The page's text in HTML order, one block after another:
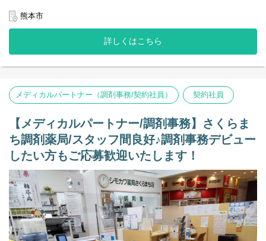
◆レセコン
現在はノアを利用中ですが、EMへの変更の予定がございます。
＜店舗状況＞
◆処方箋枚数 30枚／日
◆管理薬剤師：30代男性
◆メディカルパートナー(事務)：正社員1名
【その他の補足事項】
1) 従事すべき業務の変更の範囲
変更なし
2) 就業場所の変更の範囲
転勤の可能性あり（通勤可能範囲）
3)雇用期間1年（原則更新）
※正社員登用は入社3ヵ月後を予定（個人の能力に依る）
熊本市
詳しくはこちら
メディカルパートナー（調剤事務/契約社員） 契約社員
【メディカルパートナー/調剤事務】さくらま
ち調剤薬局/スタッフ間良好♪調剤事務デビュー
したい方もご応募歓迎いたします！